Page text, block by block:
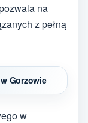
na
z pełną
Gorzowie
w